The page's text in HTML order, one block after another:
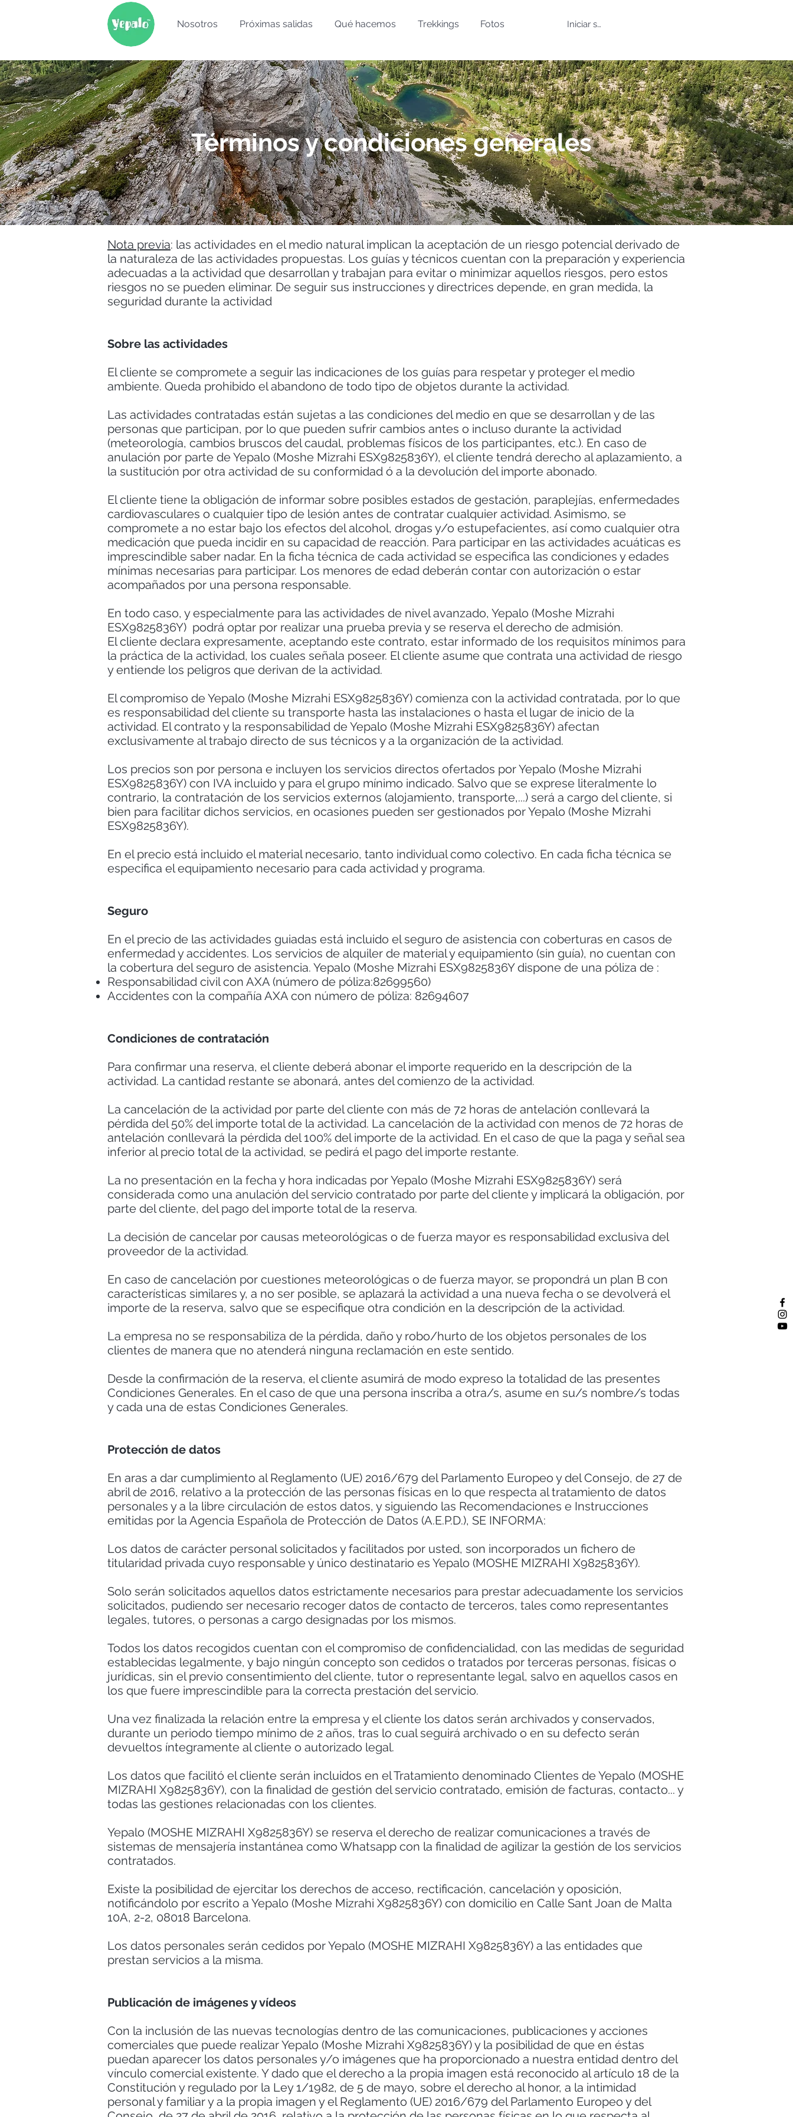
Nosotros Próximas salidas Qué hacemos Trekkings Fotos Iniciar sesión
Términos y condiciones generales
Nota previa: las actividades en el medio natural implican la aceptación de un riesgo potencial derivado de
la naturaleza de las actividades propuestas. Los guías y técnicos cuentan con la preparación y experiencia
adecuadas a la actividad que desarrollan y trabajan para evitar o minimizar aquellos riesgos, pero estos
riesgos no se pueden eliminar. De seguir sus instrucciones y directrices depende, en gran medida, la
seguridad durante la actividad
Sobre las actividades
El cliente se compromete a seguir las indicaciones de los guías para respetar y proteger el medio
ambiente. Queda prohibido el abandono de todo tipo de objetos durante la actividad.
Las actividades contratadas están sujetas a las condiciones del medio en que se desarrollan y de las
personas que participan, por lo que pueden sufrir cambios antes o incluso durante la actividad
(meteorología, cambios bruscos del caudal, problemas físicos de los participantes, etc.). En caso de
anulación por parte de Yepalo (Moshe Mizrahi ESX9825836Y), el cliente tendrá derecho al aplazamiento, a
la sustitución por otra actividad de su conformidad ó a la devolución del importe abonado.
El cliente tiene la obligación de informar sobre posibles estados de gestación, paraplejías, enfermedades
cardiovasculares o cualquier tipo de lesión antes de contratar cualquier actividad. Asimismo, se
compromete a no estar bajo los efectos del alcohol, drogas y/o estupefacientes, así como cualquier otra
medicación que pueda incidir en su capacidad de reacción. Para participar en las actividades acuáticas es
imprescindible saber nadar. En la ficha técnica de cada actividad se especifica las condiciones y edades
mínimas necesarias para participar. Los menores de edad deberán contar con autorización o estar
acompañados por una persona responsable.
En todo caso, y especialmente para las actividades de nivel avanzado, Yepalo (Moshe Mizrahi
ESX9825836Y) podrá optar por realizar una prueba previa y se reserva el derecho de admisión.
El cliente declara expresamente, aceptando este contrato, estar informado de los requisitos mínimos para
la práctica de la actividad, los cuales señala poseer. El cliente asume que contrata una actividad de riesgo
y entiende los peligros que derivan de la actividad.
El compromiso de Yepalo (Moshe Mizrahi ESX9825836Y) comienza con la actividad contratada, por lo que
es responsabilidad del cliente su transporte hasta las instalaciones o hasta el lugar de inicio de la
actividad. El contrato y la responsabilidad de Yepalo (Moshe Mizrahi ESX9825836Y) afectan
exclusivamente al trabajo directo de sus técnicos y a la organización de la actividad.
Los precios son por persona e incluyen los servicios directos ofertados por Yepalo (Moshe Mizrahi
ESX9825836Y) con IVA incluido y para el grupo mínimo indicado. Salvo que se exprese literalmente lo
contrario, la contratación de los servicios externos (alojamiento, transporte,...) será a cargo del cliente, si
bien para facilitar dichos servicios, en ocasiones pueden ser gestionados por Yepalo (Moshe Mizrahi
ESX9825836Y).
En el precio está incluido el material necesario, tanto individual como colectivo. En cada ficha técnica se
especifica el equipamiento necesario para cada actividad y programa.
Seguro
En el precio de las actividades guiadas está incluido el seguro de asistencia con coberturas en casos de
enfermedad y accidentes. Los servicios de alquiler de material y equipamiento (sin guía), no cuentan con
la cobertura del seguro de asistencia. Yepalo (Moshe Mizrahi ESX9825836Y dispone de una póliza de :
Responsabilidad civil con AXA (número de póliza:82699560)
Accidentes con la compañía AXA con número de póliza: 82694607
Condiciones de contratación
Para confirmar una reserva, el cliente deberá abonar el importe requerido en la descripción de la
actividad. La cantidad restante se abonará, antes del comienzo de la actividad.
La cancelación de la actividad por parte del cliente con más de 72 horas de antelación conllevará la
pérdida del 50% del importe total de la actividad. La cancelación de la actividad con menos de 72 horas de
antelación conllevará la pérdida del 100% del importe de la actividad. En el caso de que la paga y señal sea
inferior al precio total de la actividad, se pedirá el pago del importe restante.
La no presentación en la fecha y hora indicadas por Yepalo (Moshe Mizrahi ESX9825836Y) será
considerada como una anulación del servicio contratado por parte del cliente y implicará la obligación, por
parte del cliente, del pago del importe total de la reserva.
La decisión de cancelar por causas meteorológicas o de fuerza mayor es responsabilidad exclusiva del
proveedor de la actividad.
En caso de cancelación por cuestiones meteorológicas o de fuerza mayor, se propondrá un plan B con
características similares y, a no ser posible, se aplazará la actividad a una nueva fecha o se devolverá el
importe de la reserva, salvo que se especifique otra condición en la descripción de la actividad.
La empresa no se responsabiliza de la pérdida, daño y robo/hurto de los objetos personales de los
clientes de manera que no atenderá ninguna reclamación en este sentido.
Desde la confirmación de la reserva, el cliente asumirá de modo expreso la totalidad de las presentes
Condiciones Generales. En el caso de que una persona inscriba a otra/s, asume en su/s nombre/s todas
y cada una de estas Condiciones Generales.
Protección de datos
En aras a dar cumplimiento al Reglamento (UE) 2016/679 del Parlamento Europeo y del Consejo, de 27 de
abril de 2016, relativo a la protección de las personas físicas en lo que respecta al tratamiento de datos
personales y a la libre circulación de estos datos, y siguiendo las Recomendaciones e Instrucciones
emitidas por la Agencia Española de Protección de Datos (A.E.P.D.), SE INFORMA:
Los datos de carácter personal solicitados y facilitados por usted, son incorporados un fichero de
titularidad privada cuyo responsable y único destinatario es Yepalo (MOSHE MIZRAHI X9825836Y).
Solo serán solicitados aquellos datos estrictamente necesarios para prestar adecuadamente los servicios
solicitados, pudiendo ser necesario recoger datos de contacto de terceros, tales como representantes
legales, tutores, o personas a cargo designadas por los mismos.
Todos los datos recogidos cuentan con el compromiso de confidencialidad, con las medidas de seguridad
establecidas legalmente, y bajo ningún concepto son cedidos o tratados por terceras personas, físicas o
jurídicas, sin el previo consentimiento del cliente, tutor o representante legal, salvo en aquellos casos en
los que fuere imprescindible para la correcta prestación del servicio.
Una vez finalizada la relación entre la empresa y el cliente los datos serán archivados y conservados,
durante un periodo tiempo mínimo de 2 años, tras lo cual seguirá archivado o en su defecto serán
devueltos íntegramente al cliente o autorizado legal.
Los datos que facilitó el cliente serán incluidos en el Tratamiento denominado Clientes de Yepalo (MOSHE
MIZRAHI X9825836Y), con la finalidad de gestión del servicio contratado, emisión de facturas, contacto... y
todas las gestiones relacionadas con los clientes.
Yepalo (MOSHE MIZRAHI X9825836Y) se reserva el derecho de realizar comunicaciones a través de
sistemas de mensajería instantánea como Whatsapp con la finalidad de agilizar la gestión de los servicios
contratados.
Existe la posibilidad de ejercitar los derechos de acceso, rectificación, cancelación y oposición,
notificándolo por escrito a Yepalo (Moshe Mizrahi X9825836Y) con domicilio en Calle Sant Joan de Malta
10A, 2-2, 08018 Barcelona.
Los datos personales serán cedidos por Yepalo (MOSHE MIZRAHI X9825836Y) a las entidades que
prestan servicios a la misma.
Publicación de imágenes y vídeos
Con la inclusión de las nuevas tecnologías dentro de las comunicaciones, publicaciones y acciones
comerciales que puede realizar Yepalo (Moshe Mizrahi X9825836Y) y la posibilidad de que en éstas
puedan aparecer los datos personales y/o imágenes que ha proporcionado a nuestra entidad dentro del
vínculo comercial existente. Y dado que el derecho a la propia imagen está reconocido al artículo 18 de la
Constitución y regulado por la Ley 1/1982, de 5 de mayo, sobre el derecho al honor, a la intimidad
personal y familiar y a la propia imagen y el Reglamento (UE) 2016/679 del Parlamento Europeo y del